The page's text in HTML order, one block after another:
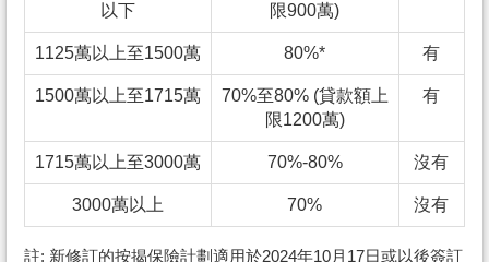
以下
限900萬)
1125萬以上至1500萬 80%* 有
1500萬以上至1715萬
70%至80% (貸款額上
限1200萬)
有
1715萬以上至3000萬 70%-80% 沒有
3000萬以上 70% 沒有
註: 新修訂的按揭保險計劃適用於2024年10月17日或以後簽訂